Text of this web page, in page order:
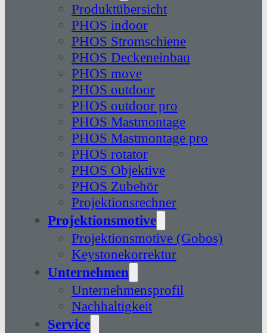
Produktübersicht
PHOS indoor
PHOS Stromschiene
PHOS Deckeneinbau
PHOS move
PHOS outdoor
PHOS outdoor pro
PHOS Mastmontage
PHOS Mastmontage pro
PHOS rotator
PHOS Objektive
PHOS Zubehör
Projektionsrechner
Projektionsmotive
Projektionsmotive (Gobos)
Keystonekorrektur
Unternehmen
Unternehmensprofil
Nachhaltigkeit
Service